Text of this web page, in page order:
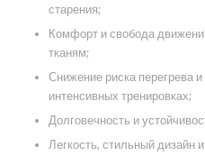
старения;
Комфорт и свобода
тканям;
Снижение риска перегрева
интенсивных тренировках;
Долговечность и
Легкость, стильный дизайн